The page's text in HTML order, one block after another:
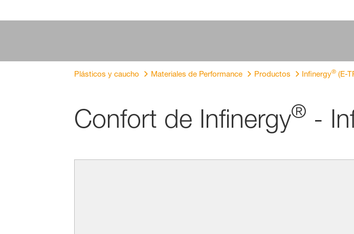
Plásticos y caucho Materiales de Performance Productos Infinergy® (E-
Confort de Infinergy® -